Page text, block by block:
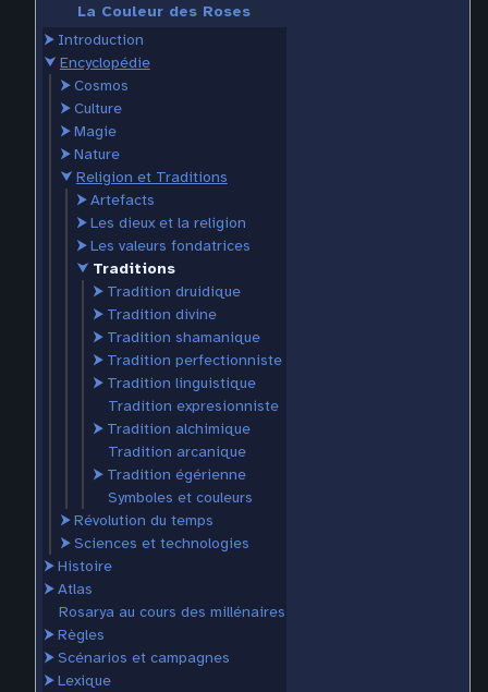
La Couleur des Roses
⮞ Introduction
⮟ Encyclopédie
⮞Cosmos
⮞Culture
⮞Magie
⮞Nature
⮟ Religion et Traditions
⮞Artefacts
⮞Les dieux et la religion
⮞Les valeurs fondatrices
⮟ Traditions
⮞ Tradition druidique
⮞ Tradition divine
⮞ Tradition shamanique
⮞ Tradition perfectionniste
⮞ Tradition linguistique
Tradition expresionniste
⮞ Tradition alchimique
Tradition arcanique
⮞ Tradition égérienne
Symboles et couleurs
⮞Révolution du temps
⮞Sciences et technologies
⮞Histoire
⮞Atlas
Rosarya au cours des millénaires
⮞Règles
⮞Scénarios et campagnes
⮞Lexique